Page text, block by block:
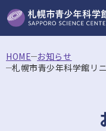
HOME お知らせ
札幌市青少年科学館リ